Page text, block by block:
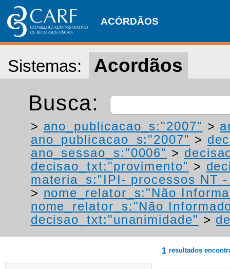
ACÓRDÃOS
Sistemas: Acordãos
Busca:
> ano_publicacao_s:"2007" >
ano_publicacao_s:"2007" >
ano_sessao_s:"0006" >
decisao_txt:"provimento" >
materia_s:"IPI- processos NT
> nome_relator_s:"Não
nome_relator_s:"Não
decisao_txt:"unanimidade" >
1 resultados